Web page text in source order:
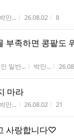
작성자
박만... 작성시간
26.08.02 조회수
8
부족하면 콩팥도
일반... 작성자
박만... 작성
마라
작성자
박만... 작성시간
26.08.02 조회수
21
사랑합니다♡